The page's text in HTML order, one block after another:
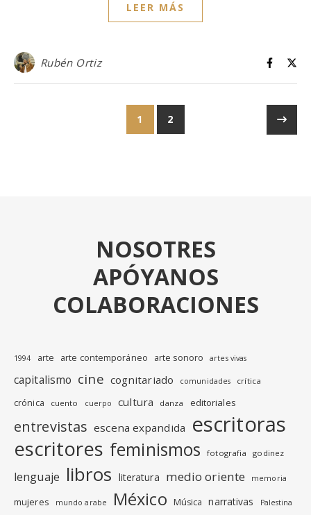
LEER MÁS
Rubén Ortiz
1 2
NOSOTRES
APÓYANOS
COLABORACIONES
1994 arte arte contemporáneo arte sonoro artes vivas
capitalismo cine cognitariado comunidades crítica
crónica cuento cuerpo cultura danza editoriales
entrevistas escena expandida escritoras
escritores feminismos fotografia godinez
lenguaje libros literatura medio oriente memoria
mujeres mundo arabe México Música narrativas Palestina